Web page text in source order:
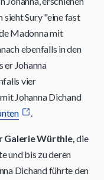
sieht Sury "eine fast
Madonna mit
ebenfalls in den
er Johanna
vier
Johanna Dichand
.
Galerie Würthle,die
und bis zu deren
Dichand führte den